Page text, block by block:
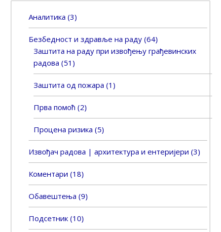
Аналитика (3)
Безбедност и здравље на раду (64)
Заштита на раду при извођењу грађевинских
радова (51)
Заштита од пожара (1)
Прва помоћ (2)
Процена ризика (5)
Извођач радова | архитектура и ентеријери (3)
Коментари (18)
Обавештења (9)
Подсетник (10)